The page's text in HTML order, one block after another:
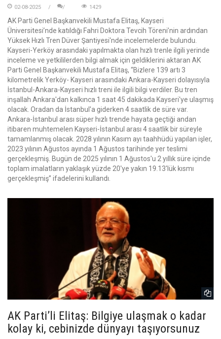
02-08-2025 1429
AK Parti Genel Başkanvekili Mustafa Elitaş, Kayseri
Üniversitesi’nde katıldığı Fahri Doktora Tevcih Töreni’nin ardından
Yüksek Hızlı Tren Düver Şantiyesi'nde incelemelerde bulundu.
Kayseri-Yerköy arasındaki yapılmakta olan hızlı trenle ilgili yerinde
inceleme ve yetkililerden bilgi almak için geldiklerini aktaran AK
Parti Genel Başkanvekili Mustafa Elitaş, “Bizlere 139 artı 3
kilometrelik Yerköy- Kayseri arasındaki Ankara-Kayseri dolayısıyla
İstanbul-Ankara-Kayseri hızlı treni ile ilgili bilgi verdiler. Bu tren
inşallah Ankara'dan kalkınca 1 saat 45 dakikada Kayseri'ye ulaşmış
olacak. Oradan da İstanbul'a giderken 4 saatlik de süre var.
Ankara-İstanbul arası süper hızlı trende hayata geçtiği andan
itibaren muhtemelen Kayseri-İstanbul arası 4 saatlik bir süreyle
tamamlanmış olacak. 2028 yılının Kasım ayı taahhüdü yapılan işler,
2023 yılının Ağustos ayında 1 Ağustos tarihinde yer teslimi
gerçekleşmiş. Bugün de 2025 yılının 1 Ağustos'u 2 yıllık süre içinde
toplam imalatların yaklaşık yüzde 20'ye yakın 19.13'lük kısmı
gerçekleşmiş” ifadelerini kullandı.
AK Parti’li Elitaş: Bilgiye ulaşmak o kadar
kolay ki, cebinizde dünyayı taşıyorsunuz